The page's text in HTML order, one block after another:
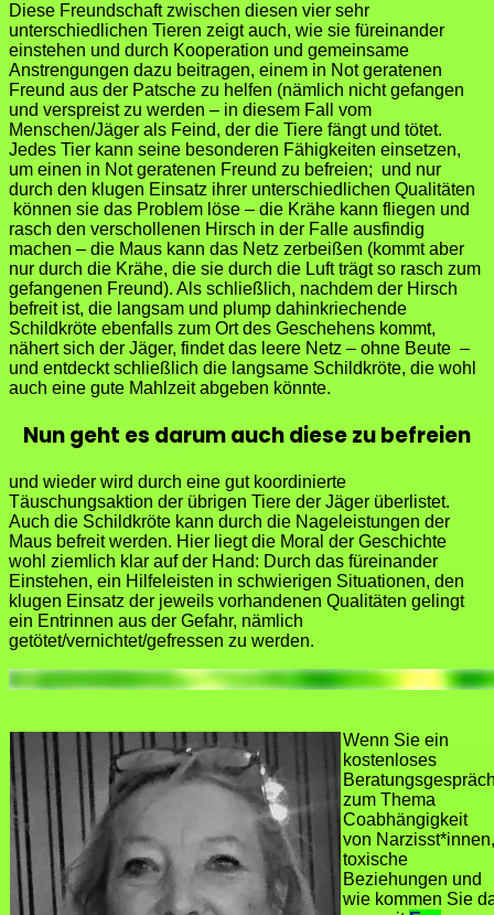
Diese Freundschaft zwischen diesen vier sehr
unterschiedlichen Tieren zeigt auch, wie sie füreinander
einstehen und durch Kooperation und gemeinsame
Anstrengungen dazu beitragen, einem in Not geratenen
Freund aus der Patsche zu helfen (nämlich nicht gefangen
und verspreist zu werden – in diesem Fall vom
Menschen/Jäger als Feind, der die Tiere fängt und tötet.
Jedes Tier kann seine besonderen Fähigkeiten einsetzen,
um einen in Not geratenen Freund zu befreien; und nur
durch den klugen Einsatz ihrer unterschiedlichen Qualitäten
können sie das Problem löse – die Krähe kann fliegen und
rasch den verschollenen Hirsch in der Falle ausfindig
machen – die Maus kann das Netz zerbeißen (kommt aber
nur durch die Krähe, die sie durch die Luft trägt so rasch zum
gefangenen Freund). Als schließlich, nachdem der Hirsch
befreit ist, die langsam und plump dahinkriechende
Schildkröte ebenfalls zum Ort des Geschehens kommt,
nähert sich der Jäger, findet das leere Netz – ohne Beute –
und entdeckt schließlich die langsame Schildkröte, die wohl
auch eine gute Mahlzeit abgeben könnte.
Nun geht es darum auch diese zu befreien
und wieder wird durch eine gut koordinierte
Täuschungsaktion der übrigen Tiere der Jäger überlistet.
Auch die Schildkröte kann durch die Nageleistungen der
Maus befreit werden. Hier liegt die Moral der Geschichte
wohl ziemlich klar auf der Hand: Durch das füreinander
Einstehen, ein Hilfeleisten in schwierigen Situationen, den
klugen Einsatz der jeweils vorhandenen Qualitäten gelingt
ein Entrinnen aus der Gefahr, nämlich
getötet/vernichtet/gefressen zu werden.
Wenn Sie ein
kostenloses
zum Thema
Coabhängigkeit
von Narzisst*innen,
toxische
Beziehungen und
wie kommen Sie